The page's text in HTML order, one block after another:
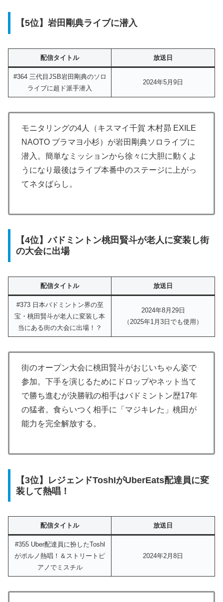
【5位】岩田剛典ライブに潜入
配信タイトル 放送日
#364 三代目JSB岩田剛典のソロ
ライブに超ド派手潜入
2024年5月9日
モニタリングの4人（キスマイ千賀 木村昴 EXILE
NAOTO ブラマヨ小杉）が岩田剛典ソロライブに
潜入。簡単なミッションから徐々に大胆に動くよ
うになり最後はライブ本番中のステージに上がっ
てネタばらし。
【4位】バドミントン桃田賢斗が老人に変装し街
の大会に出場
配信タイトル 放送日
#373 日本バドミントン界の至
宝・桃田賢斗が老人に変装し本
当にある街の大会に出場！？
2024年8月29日
（2025年1月3日でも使用）
街のオープン大会に桃田賢斗がおじいちゃん姿で
参加。下手を演じるためにドロップやネット当て
で勝ち進むが決勝戦の相手はバドミントン歴17年
の猛者。食らいつく相手に「マジキレた」桃田が
能力を完全解放する。
【3位】レジェンドToshIがUberEats配達員に変
装して熱唱！
配信タイトル 放送日
#355 Uber配達員に扮したToshl
がポルノ熱唱！＆ストリートピ
アノでミスチル
2024年2月8日